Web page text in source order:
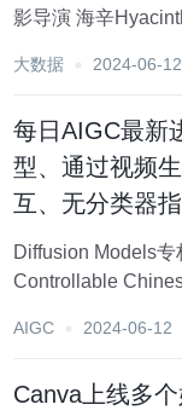
影导演 海辛
下 Morph Studio 这
大数据 2024-06-12
每日AIGC最新
型、通过视频
互、无分类器
Diffusion Models专栏
Controllable
AIGC 2024-06-12
Canva上线多